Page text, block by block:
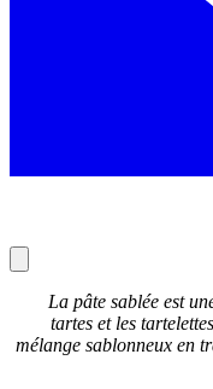
La pâte sablée est
tartes et les
mélange sablonneux en